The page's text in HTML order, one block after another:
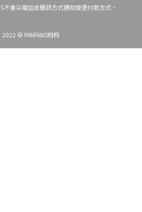
不會以電話或簡訊方式通知變更付款方式。
2022 © FANFANS粉粉